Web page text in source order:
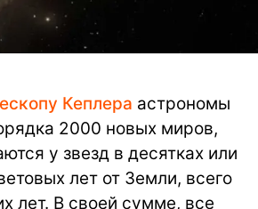
Кеплера астрономы
2000 новых миров,
у звезд в десятках или
лет от Земли, всего
лет. В своей сумме, все